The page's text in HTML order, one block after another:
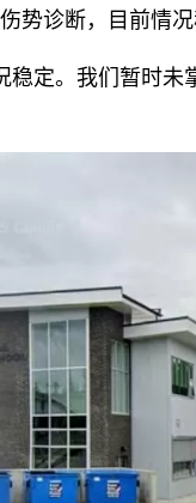
势诊断，目前情况
定。我们暂时